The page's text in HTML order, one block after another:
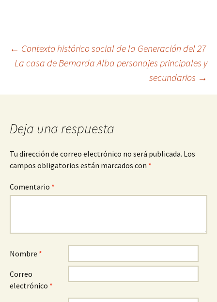
Navegación
← Contexto histórico social de la Generación del 27
La casa de Bernarda Alba personajes principales y
secundarios →
Deja una respuesta
Tu dirección de correo electrónico no será publicada. Los
campos obligatorios están marcados con *
Comentario *
Nombre *
Correo
electrónico *